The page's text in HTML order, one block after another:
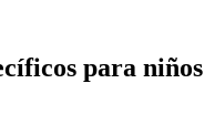
para niños